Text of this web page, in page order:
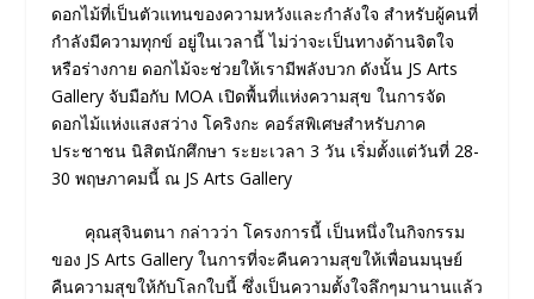
ดอกไม้ที่เป็นตัวแทนของความหวังและกําลังใจ สําหรับผู้คนที่
กําลังมีความทุกข์ อยู่ในเวลานี้ ไม่ว่าจะเป็นทางด้านจิตใจ
หรือร่างกาย ดอกไม้จะช่วยให้เรามีพลังบวก ดังนั้น JS​ Art​s
Gallery จับมือกับ MOA เปิดพื้นที่แห่งความสุข ในการจัด
ดอกไม้แห่งแสงสว่าง โคริงกะ คอร์สพิเศษสำหรับภาค
ประชาชน นิสิตนักศึกษา ระยะเวลา 3 วัน เริ่มตั้งแต่วันที่ 28-
30 พฤษภาคมนี้ ณ JS Arts Gallery
คุณสุจินตนา กล่าวว่า โครงการนี้ เป็นหนึ่งในกิจกรรม
ของ JS Arts Gallery ในการที่จะคืนความสุขให้เพื่อนมนุษย์
คืนความสุขให้กับโลกใบนี้ ซึ่งเป็นความตั้งใจลึกๆมานานแล้ว